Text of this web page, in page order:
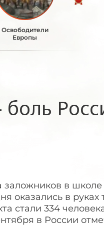
Освободители
Европы
боль
заложников в школе
оказались в руках
стали 334
в России